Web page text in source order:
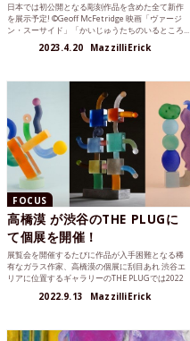
日本では初公開となる彫刻作品を含めた全て新作
を展示予定! ©Geoff McFetridge 映画「ヴァージ
ン・スーサイド」「かいじゅうたちのいるところ...
2023.4.20 MazzilliErick
FOCUS
高橋漠 が渋谷のTHE PLUGに
て個展を開催！
展覧会を開催するたびに作品が入手困難となる稀
有なガラス作家、高橋漠の個展に刮目あれ 渋谷エ
リアに位置するギャラリーのTHE PLUGでは2022
2022.9.13 MazzilliErick